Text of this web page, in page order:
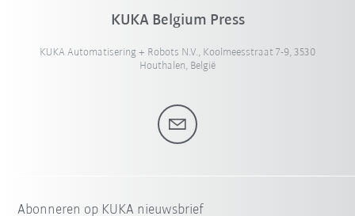
KUKA Belgium Press
KUKA Automatisering + Robots N.V., Koolmeesstraat 7-9, 3530
Houthalen, België
Abonneren op KUKA nieuwsbrief